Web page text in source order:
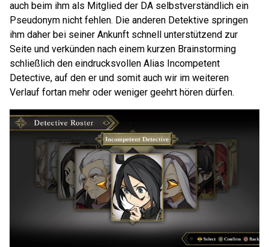
auch beim ihm als Mitglied der DA selbstverständlich ein
Pseudonym nicht fehlen. Die anderen Detektive springen
ihm daher bei seiner Ankunft schnell unterstützend zur
Seite und verkünden nach einem kurzen Brainstorming
schließlich den eindrucksvollen Alias Incompetent
Detective, auf den er und somit auch wir im weiteren
Verlauf fortan mehr oder weniger geehrt hören dürfen.